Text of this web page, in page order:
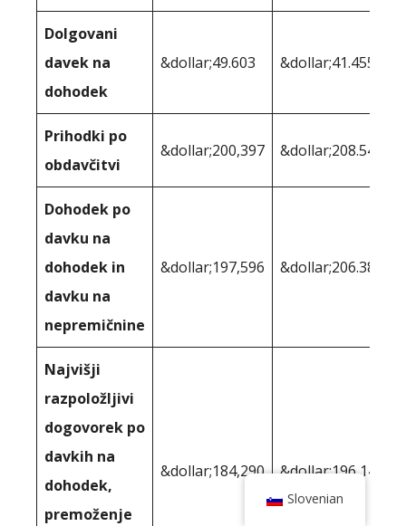
Dolgovani
davek na
dohodek
&dollar;49.603 &dollar;41.455
Prihodki po
obdavčitvi
&dollar;200,397 &dollar;208.545
Dohodek po
davku na
dohodek in
davku na
nepremičnine
&dollar;197,596 &dollar;206.388
Najvišji
razpoložljivi
dogovorek po
davkih na
dohodek,
premoženje
&dollar;184,290 &dollar;196,149
Slovenian